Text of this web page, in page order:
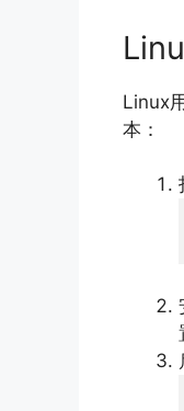
Linux
本：